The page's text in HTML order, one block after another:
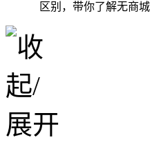
区别，带你了解无商